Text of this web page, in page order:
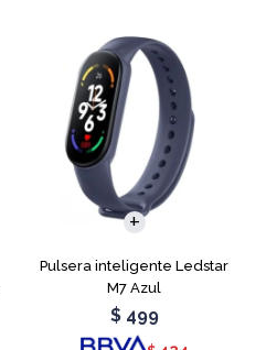
Pulsera inteligente Ledstar
M7 Azul
$ 499